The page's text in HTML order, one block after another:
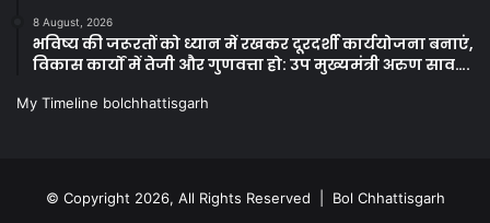
8 August, 2026
भविष्य की जरूरतों को ध्यान में रखकर दूरदर्शी कार्ययोजना बनाएं,
विकास कार्यों में तेजी और गुणवत्ता हो: उप मुख्यमंत्री अरुण साव….
My Timeline bolchhattisgarh
© Copyright 2026, All Rights Reserved | Bol Chhattisgarh